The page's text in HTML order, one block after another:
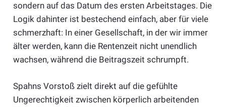
sondern auf das Datum des ersten Arbeitstages. Die
Logik dahinter ist bestechend einfach, aber für viele
schmerzhaft: In einer Gesellschaft, in der wir immer
älter werden, kann die Rentenzeit nicht unendlich
wachsen, während die Beitragszeit schrumpft.
Spahns Vorstoß zielt direkt auf die gefühlte
Ungerechtigkeit zwischen körperlich arbeitenden